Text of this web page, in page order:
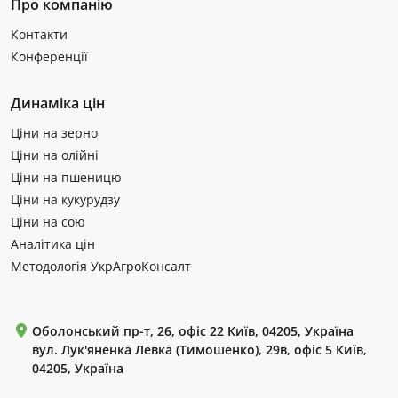
Про компанію
Контакти
Конференції
Динаміка цін
Ціни на зерно
Ціни на олійні
Ціни на пшеницю
Ціни на кукурудзу
Ціни на сою
Аналітика цін
Методологія УкрАгроКонсалт
Оболонський пр-т, 26, офіс 22 Київ, 04205, Україна
вул. Лук'яненка Левка (Тимошенко), 29в, офіс 5 Київ,
04205, Україна